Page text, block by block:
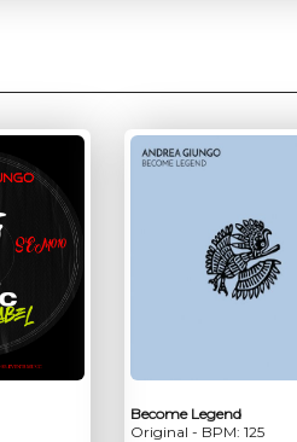
Become Legend
Original - BPM: 125